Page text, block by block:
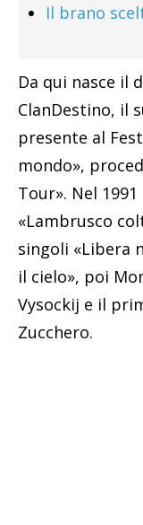
Il brano
Da qui nasce il
ClanDestino, il
presente al
mondo»,
Tour». Nel
«Lambrusco
singoli «Libera
il cielo», poi
Vysockij e il
Zucchero.